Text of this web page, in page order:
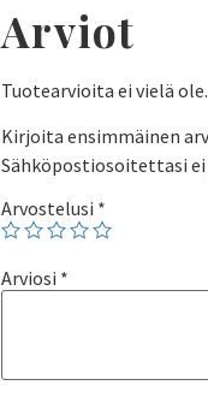
Arviot
Tuotearvioita ei vielä ole.
Kirjoita ensimmäinen
Sähköpostiosoitettasi
Arvostelusi *
Arviosi *